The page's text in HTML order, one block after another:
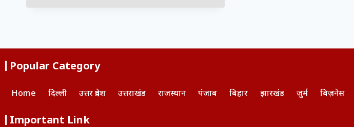
Popular Category
Home दिल्ली उत्तर प्रदेश उत्तराखंड राजस्थान पंजाब बिहार झारखंड जुर्म बिज़नेस
Important Link